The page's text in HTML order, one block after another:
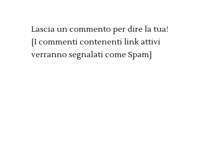
Lascia un commento per dire la tua!
[I commenti contenenti link attivi
verranno segnalati come Spam]